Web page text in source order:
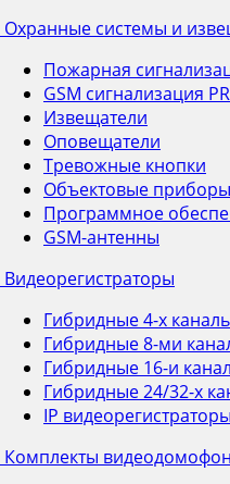
Охранные системы и
Пожарная
GSM сигнализация
Извещатели
Оповещатели
Тревожные кнопки
Объектовые приборы
Программное
GSM-антенны
Видеорегистраторы
Гибридные 4-х
Гибридные 8-ми
Гибридные 16-и
Гибридные 24/32-х
IP видеорегистраторы
Комплекты